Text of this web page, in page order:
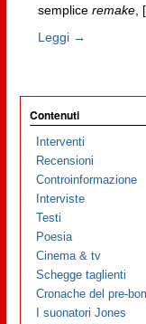
sempliceremake,
Leggi →
Contenuti
Interventi
Recensioni
Controinformazione
Interviste
Testi
Poesia
Cinema & tv
Schegge taglienti
Cronache del pre-
I suonatori Jones